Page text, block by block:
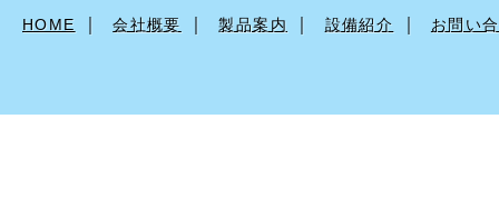
HOME 会社概要 製品案内 設備紹介 お問い